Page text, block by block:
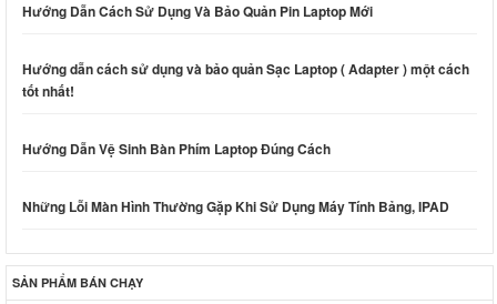
Hướng Dẫn Cách Sử Dụng Và Bảo Quản Pin Laptop Mới
Hướng dẫn cách sử dụng và bảo quản Sạc Laptop ( Adapter ) một cách
tốt nhất!
Hướng Dẫn Vệ Sinh Bàn Phím Laptop Đúng Cách
Những Lỗi Màn Hình Thường Gặp Khi Sử Dụng Máy Tính Bảng, IPAD
SẢN PHẨM BÁN CHẠY